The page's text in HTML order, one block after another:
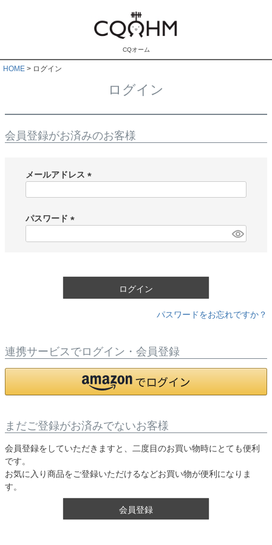
CQオーム
HOME ログイン
ログイン
会員登録がお済みのお客様
メールアドレス
)
パスワード
ログイン
パスワードをお忘れですか？
連携サービスでログイン・会員登録
まだご登録がお済みでないお客様
会員登録をしていただきますと、二度目のお買い物時にとても便利
です。
お気に入り商品をご登録いただけるなどお買い物が便利になりま
す。
会員登録